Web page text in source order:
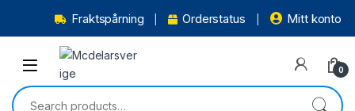
Fraktspårning Orderstatus Mitt konto
0